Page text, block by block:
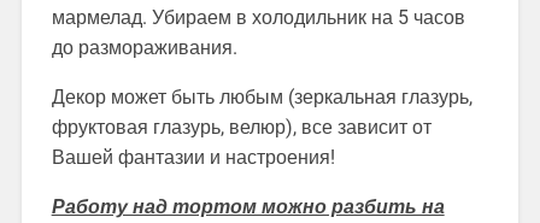
мармелад. Убираем в холодильник на 5 часов
до размораживания.
Декор может быть любым (зеркальная глазурь,
фруктовая глазурь, велюр), все зависит от
Вашей фантазии и настроения!
Работу над тортом можно разбить на